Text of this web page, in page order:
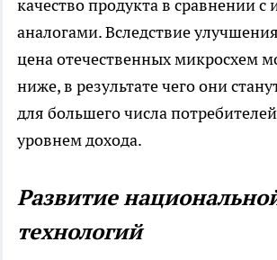
качество продукта в сравнении
аналогами. Вследствие
цена отечественных микросхем
ниже, в результате чего они
для большего числа
уровнем дохода.
Развитие
технологий